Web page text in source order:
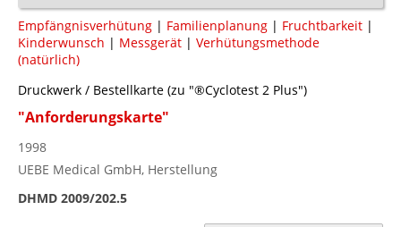
Empfängnisverhütung | Familienplanung | Fruchtbarkeit |
Kinderwunsch | Messgerät | Verhütungsmethode
(natürlich)
Druckwerk / Bestellkarte (zu "®Cyclotest 2 Plus")
"Anforderungskarte"
1998
UEBE Medical GmbH, Herstellung
DHMD 2009/202.5